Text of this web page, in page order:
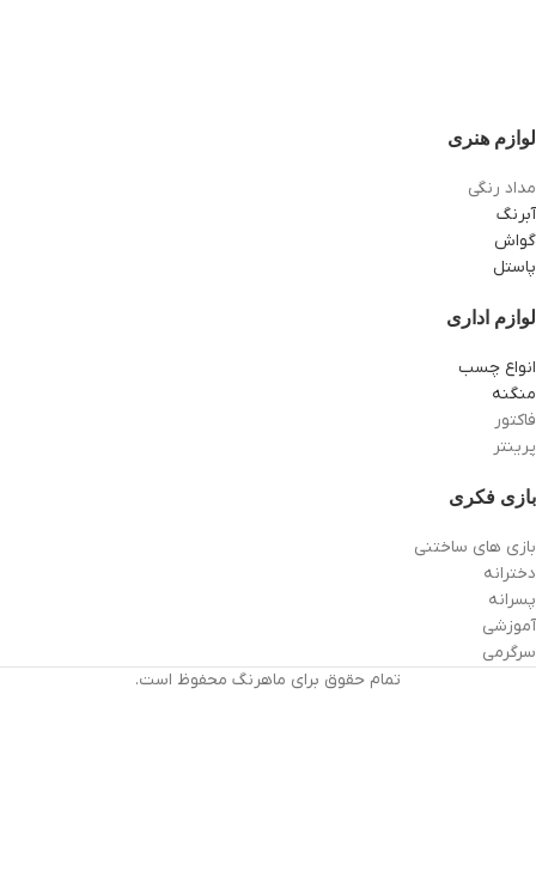
لوازم هنری
مداد رنگی
آبرنگ
گواش
پاستل
لوازم اداری
انواع چسب
منگنه
فاکتور
پرینتر
بازی فکری
بازی های ساختنی
دخترانه
پسرانه
آموزشی
سرگرمی
تمام حقوق برای ماهرنگ محفوظ است.